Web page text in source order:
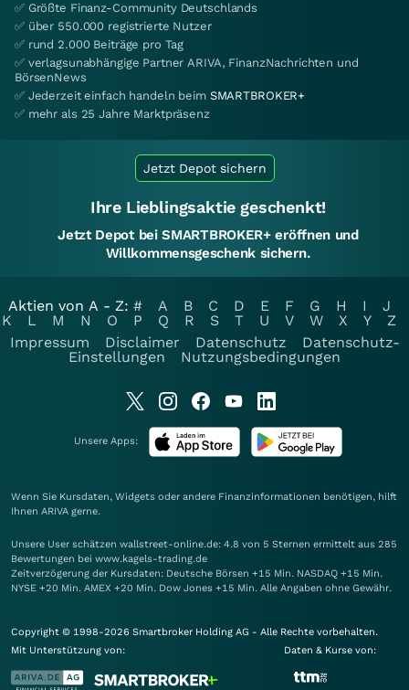
✅ Größte Finanz-Community Deutschlands
✅ über 550.000 registrierte Nutzer
✅ rund 2.000 Beiträge pro Tag
✅ verlagsunabhängige Partner ARIVA, FinanzNachrichten und
BörsenNews
✅ Jederzeit einfach handeln beim SMARTBROKER+
✅ mehr als 25 Jahre Marktpräsenz
Jetzt Depot sichern
Ihre Lieblingsaktie geschenkt!
Jetzt Depot bei SMARTBROKER+ eröffnen und
Willkommensgeschenk sichern.
Aktien von A - Z: # A B C D E F G H I
J
K
L M N O P Q R S T U V W X Y
Z
Impressum
Disclaimer Datenschutz
Datenschutz-
Einstellungen
Nutzungsbedingungen
Unsere Apps:
Wenn Sie Kursdaten, Widgets oder andere Finanzinformationen benötigen, hilft
Ihnen ARIVA gerne.
Unsere User schätzen wallstreet-online.de: 4.8 von 5 Sternen ermittelt aus 285
Bewertungen bei www.kagels-trading.de
Zeitverzögerung der Kursdaten: Deutsche Börsen +15 Min. NASDAQ +15 Min.
NYSE +20 Min. AMEX +20 Min. Dow Jones +15 Min. Alle Angaben ohne Gewähr.
Copyright © 1998-2026 Smartbroker Holding AG - Alle Rechte vorbehalten.
Mit Unterstützung von:
Daten & Kurse von: